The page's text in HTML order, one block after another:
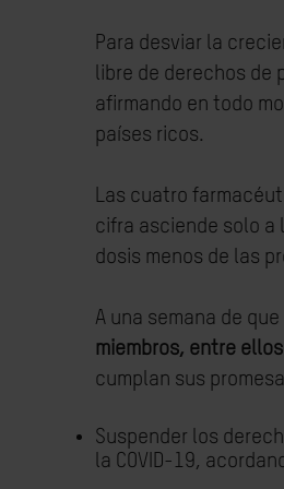
Para desviar la
libre de derechos de
afirmando en todo
países ricos.
Las cuatro
cifra asciende solo a
dosis menos de las
A una semana de
miembros, entre ellos
cumplan sus
Suspender los
la COVID-19,